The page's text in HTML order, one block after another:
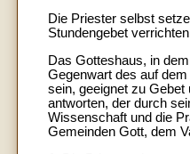
Die Priester selbst
Stundengebet
Das Gotteshaus, in
Gegenwart des auf
sein, geeignet zu
antworten, der durch
Wissenschaft und die
Gemeinden Gott, dem